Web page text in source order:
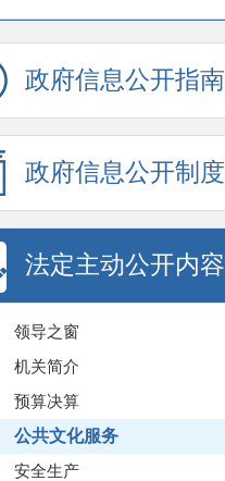
政府信息公开指南
政府信息公开制度
法定主动公开内容
领导之窗
机关简介
预算决算
公共文化服务
安全生产